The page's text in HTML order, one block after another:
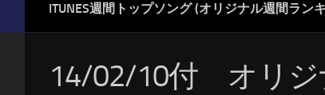
ITUNES週間トップソング (オリジナル週間ラン
14/02/10付 オリジ